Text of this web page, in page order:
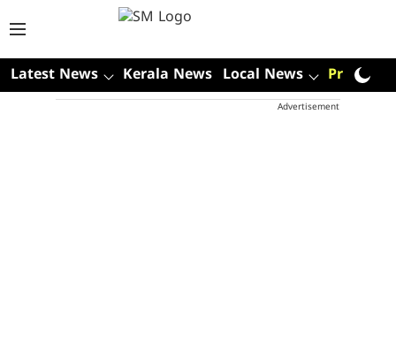
Latest News Kerala News Local News Premium
Advertisement